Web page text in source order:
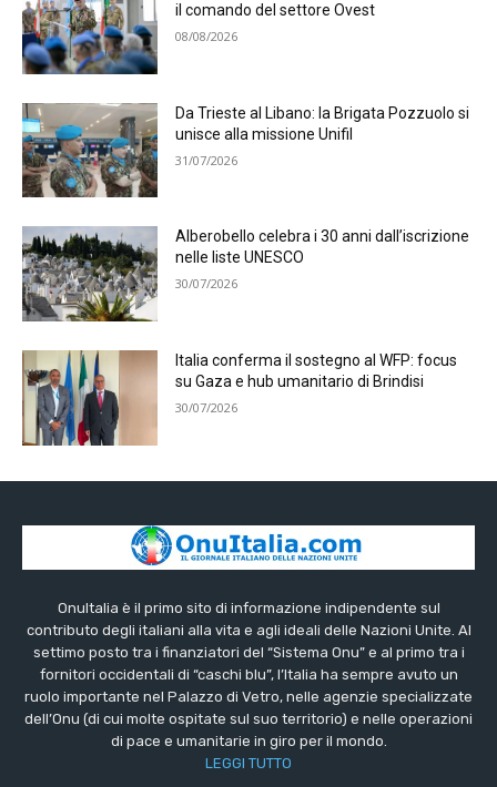
il comando del settore Ovest
08/08/2026
Da Trieste al Libano: la Brigata Pozzuolo si
unisce alla missione Unifil
31/07/2026
Alberobello celebra i 30 anni dall’iscrizione
nelle liste UNESCO
30/07/2026
Italia conferma il sostegno al WFP: focus
su Gaza e hub umanitario di Brindisi
30/07/2026
OnuItalia è il primo sito di informazione indipendente sul
contributo degli italiani alla vita e agli ideali delle Nazioni Unite. Al
settimo posto tra i finanziatori del “Sistema Onu” e al primo tra i
fornitori occidentali di “caschi blu”, l’Italia ha sempre avuto un
ruolo importante nel Palazzo di Vetro, nelle agenzie specializzate
dell’Onu (di cui molte ospitate sul suo territorio) e nelle operazioni
di pace e umanitarie in giro per il mondo.
LEGGI TUTTO